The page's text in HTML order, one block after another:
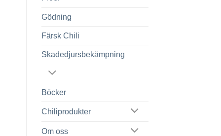
Gödning
Färsk Chili
Skadedjursbekämpning
Böcker
Chiliprodukter
Om oss